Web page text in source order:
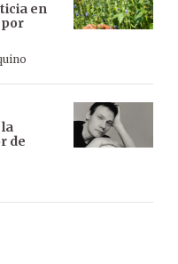
en
por
de